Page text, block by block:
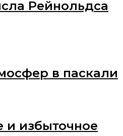
Рейнольдса
в паскали
и избыточное